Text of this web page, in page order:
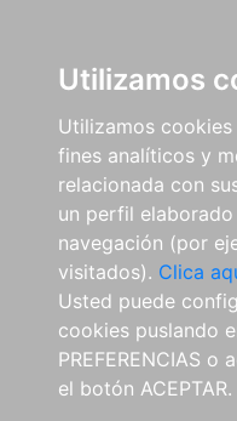
Utilizamos
Utilizamos
fines analíticos y
relacionada con
un perfil
navegación (por
visitados). Clica
Usted puede
cookies puslando
PREFERENCIAS
el botón ACEPTAR.